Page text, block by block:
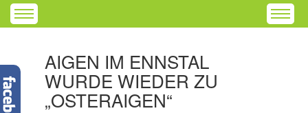
AIGEN IM ENNSTAL
WURDE WIEDER ZU
„OSTERAIGEN“